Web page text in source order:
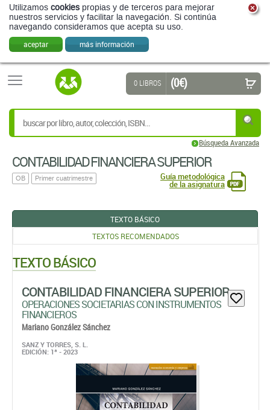
Utilizamos cookies propias y de terceros para mejorar
nuestros servicios y facilitar la navegación. Si continúa
navegando consideramos que acepta su uso.
aceptar más información
Búsqueda Avanzada
0 LIBROS (0 €)
CONTABILIDAD FINANCIERA SUPERIOR
OB Primer cuatrimestre Guía metodológica
de la asignatura
TEXTO BÁSICO
TEXTOS RECOMENDADOS
TEXTO BÁSICO
CONTABILIDAD FINANCIERA SUPERIOR
OPERACIONES SOCIETARIAS CON INSTRUMENTOS
FINANCIEROS
Mariano González Sánchez
SANZ Y TORRES, S. L.
EDICIÓN: 1ª - 2023